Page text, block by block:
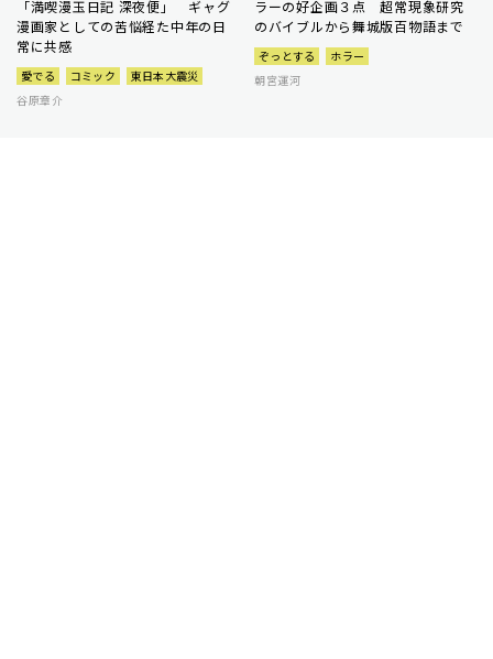
「満喫漫玉日記 深夜便」 ギャグ
漫画家としての苦悩経た中年の日
常に共感
愛でる コミック
東日本大震災
谷原章介
ラーの好企画３点 超常現象研究
のバイブルから舞城版百物語まで
ぞっとする
ホラー
朝宮運河